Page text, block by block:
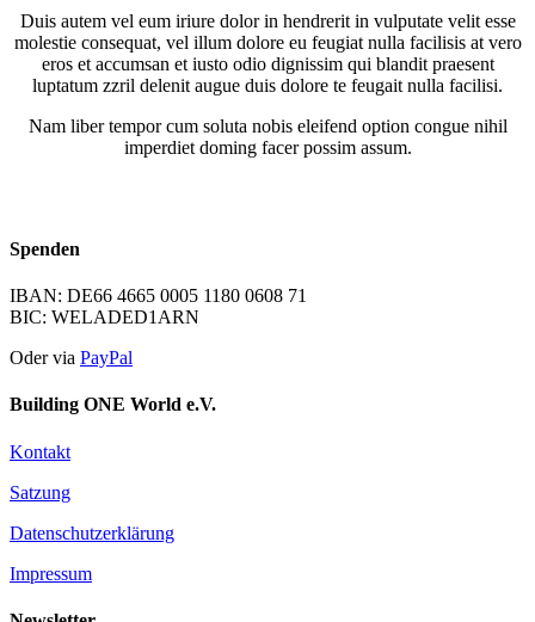
Duis autem vel eum iriure dolor in hendrerit in vulputate velit esse
molestie consequat, vel illum dolore eu feugiat nulla facilisis at vero
eros et accumsan et iusto odio dignissim qui blandit praesent
luptatum zzril delenit augue duis dolore te feugait nulla facilisi.
Nam liber tempor cum soluta nobis eleifend option congue nihil
imperdiet doming facer possim assum.
Spenden
IBAN: DE66 4665 0005 1180 0608 71
BIC: WELADED1ARN
Oder via PayPal
Building ONE World e.V.
Kontakt
Satzung
Datenschutzerklärung
Impressum